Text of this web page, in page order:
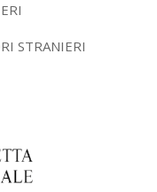
STRANIERI